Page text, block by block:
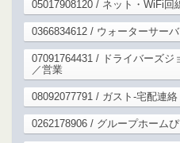
05017908120 / ネット・WiFi回
0366834612 / ウォーターサー
07091764431 / ドライバーズジ
／営業
08092077791 / ガスト-宅配連絡
0262178906 / グループホーム